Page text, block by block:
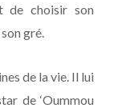
de choisir son
gré.
de la vie. Il lui
de ‘Oummou